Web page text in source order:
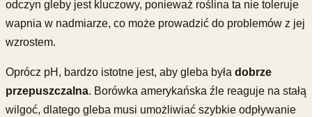
odczyn gleby jest kluczowy, ponieważ roślina ta nie toleruje
wapnia w nadmiarze, co może prowadzić do problemów z jej
wzrostem.
Oprócz pH, bardzo istotne jest, aby gleba była dobrze
przepuszczalna. Borówka amerykańska źle reaguje na stałą
wilgoć, dlatego gleba musi umożliwiać szybkie odpływanie